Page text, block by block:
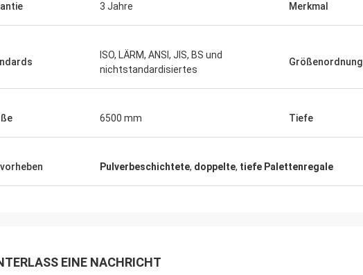
3 Jahre Merkmal
ISO, LÄRM, ANSI, JIS, BS und
nichtstandardisiertes
Größenordnung
6500 mm Tiefe
Pulverbeschichtete, doppelte, tiefe Palettenregale
EINE NACHRICHT